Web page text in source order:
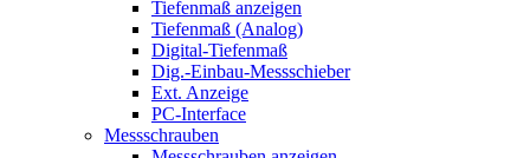
Tiefenmaß anzeigen
Tiefenmaß (Analog)
Digital-Tiefenmaß
Dig.-Einbau-Messschieber
Ext. Anzeige
PC-Interface
Messschrauben